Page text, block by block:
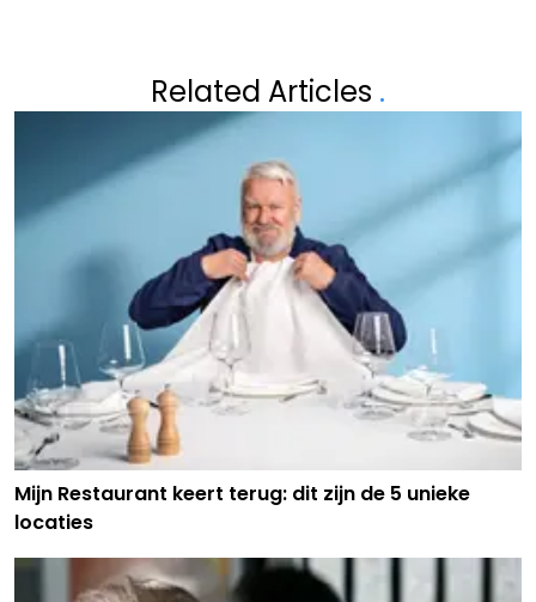
Related Articles .
Mijn Restaurant keert terug: dit zijn de 5 unieke
locaties